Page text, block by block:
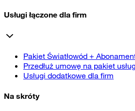
Usługi łączone dla firm
Pakiet Światłowód +
Przedłuż umowę na pakiet
Usługi dodatkowe dla firm
Na skróty